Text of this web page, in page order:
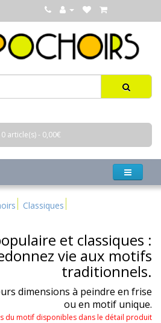
0 article(s) - 0,00€
Classiques
et classiques :
vie aux motifs
traditionnels.
dimensions à peindre en frise
ou en motif unique.
du motif disponibles dans le détail produit